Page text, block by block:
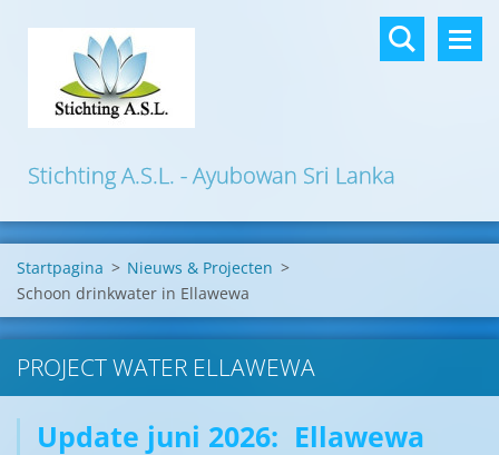
Stichting A.S.L. - Ayubowan Sri Lanka
Startpagina > Nieuws & Projecten >
Schoon drinkwater in Ellawewa
PROJECT WATER ELLAWEWA
Update juni 2026: Ellawewa